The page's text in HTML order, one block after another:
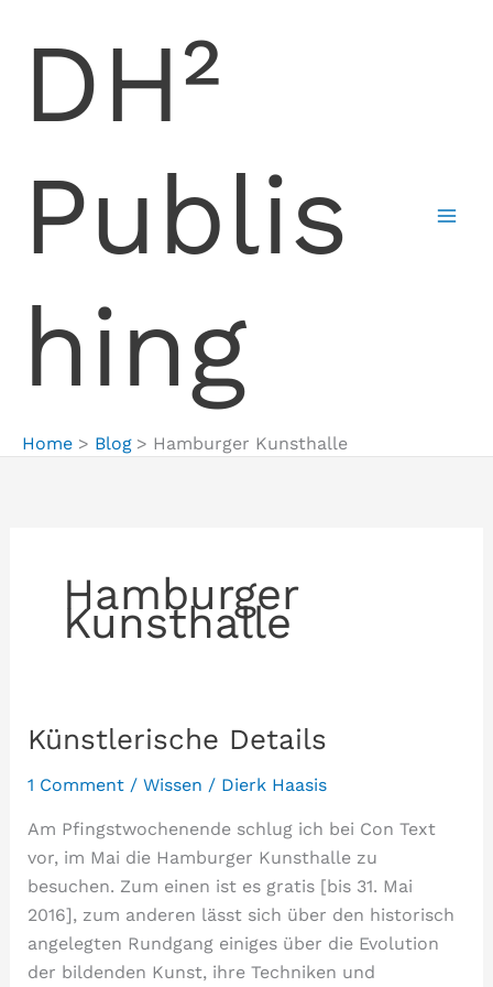
DH²
Publis
hing
Home Blog Hamburger Kunsthalle
Hamburger
Kunsthalle
Künstlerische Details
1 Comment / Wissen / Dierk Haasis
Am Pfingstwochenende schlug ich bei Con Text
vor, im Mai die Hamburger Kunsthalle zu
besuchen. Zum einen ist es gratis [bis 31. Mai
2016], zum anderen lässt sich über den historisch
angelegten Rundgang einiges über die Evolution
der bildenden Kunst, ihre Techniken und